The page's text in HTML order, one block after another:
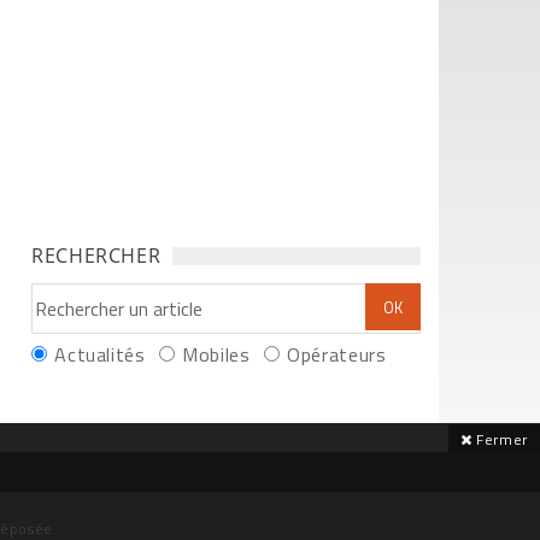
RECHERCHER
Actualités Mobiles Opérateurs
Fermer